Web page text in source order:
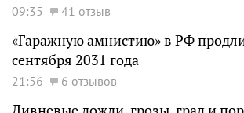
09:35 41 отзыв
«Гаражную амнистию» в РФ
сентября 2031 года
21:56 6 отзывов